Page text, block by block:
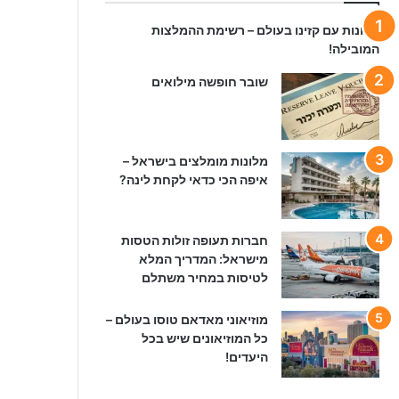
מלונות עם קזינו בעולם – רשימת ההמלצות
המובילה!
שובר חופשה מילואים
מלונות מומלצים בישראל –
איפה הכי כדאי לקחת לינה?
חברות תעופה זולות הטסות
מישראל: המדריך המלא
לטיסות במחיר משתלם
מוזיאוני מאדאם טוסו בעולם –
כל המוזיאונים שיש בכל
היעדים!